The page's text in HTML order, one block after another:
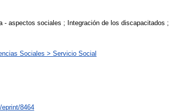
- aspectos sociales ; Integración de los discapacitados ;
Sociales > Servicio Social
8464